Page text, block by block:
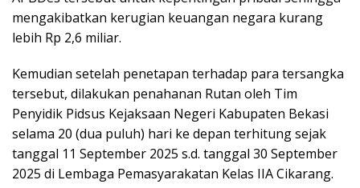
mengakibatkan kerugian keuangan negara kurang
lebih Rp 2,6 miliar.
Kemudian setelah penetapan terhadap para tersangka
tersebut, dilakukan penahanan Rutan oleh Tim
Penyidik Pidsus Kejaksaan Negeri Kabupaten Bekasi
selama 20 (dua puluh) hari ke depan terhitung sejak
tanggal 11 September 2025 s.d. tanggal 30 September
2025 di Lembaga Pemasyarakatan Kelas IIA Cikarang.